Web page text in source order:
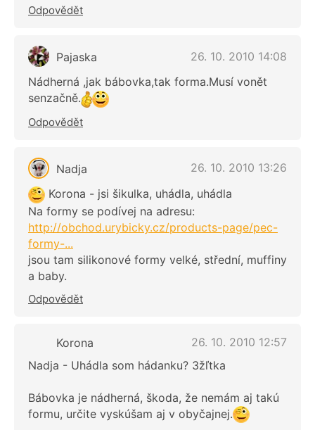
Odpovědět
Pajaska
26. 10. 2010 14:08
Nádherná ,jak bábovka,tak forma.Musí vonět
senzačně.
Odpovědět
Nadja
26. 10. 2010 13:26
Korona - jsi šikulka, uhádla, uhádla
Na formy se podívej na adresu:
http://obchod.urybicky.cz/products-page/pec-
formy-...
jsou tam silikonové formy velké, střední, muffiny
a baby.
Odpovědět
Korona
26. 10. 2010 12:57
Nadja - Uhádla som hádanku? 3žľtka
Bábovka je nádherná, škoda, že nemám aj takú
formu, určite vyskúšam aj v obyčajnej.